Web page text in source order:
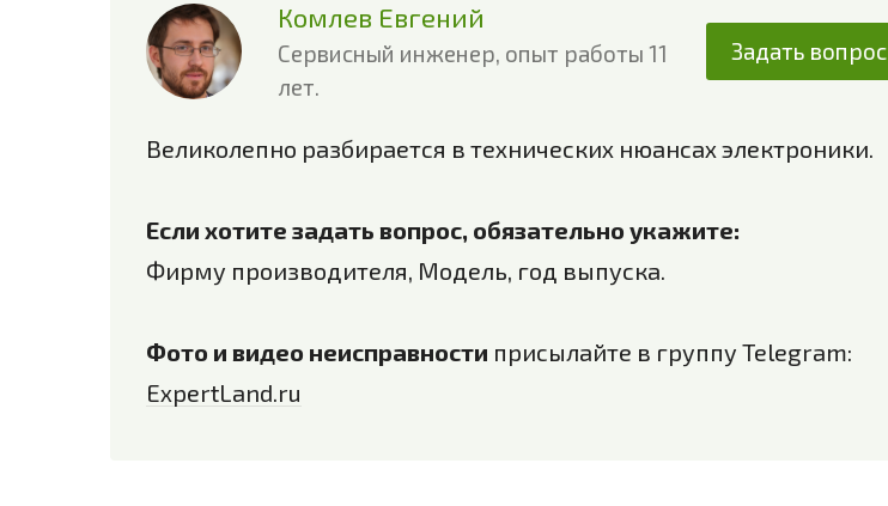
Комлев Евгений
Сервисный инженер, опыт работы 11
лет.
Задать вопрос
Великолепно разбирается в технических нюансах электроники.
Если хотите задать вопрос, обязательно укажите:
Фирму производителя, Модель, год выпуска.
Фото и видео неисправности присылайте в группу Telegram:
ExpertLand.ru